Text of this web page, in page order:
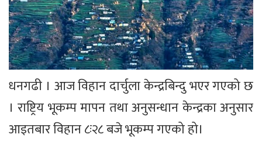
धनगढी । आज विहान दार्चुला केन्द्रबिन्दु भएर गएको छ
। राष्ट्रिय भूकम्प मापन तथा अनुसन्धान केन्द्रका अनुसार
आइतबार विहान ८ः२८ बजे भूकम्प गएको हो।